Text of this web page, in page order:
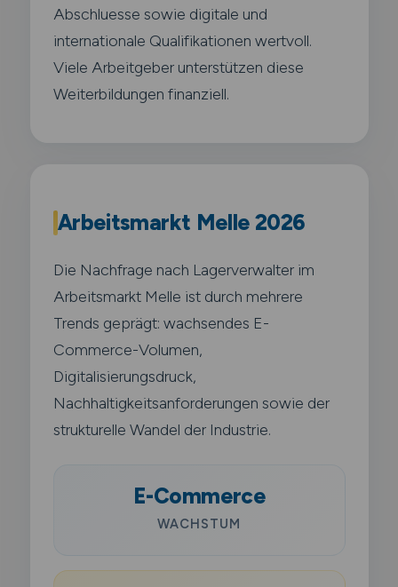
Abschluesse sowie digitale und
internationale Qualifikationen wertvoll.
Viele Arbeitgeber unterstützen diese
Weiterbildungen finanziell.
Arbeitsmarkt Melle 2026
Die Nachfrage nach Lagerverwalter im
Arbeitsmarkt Melle ist durch mehrere
Trends geprägt: wachsendes E-
Commerce-Volumen,
Digitalisierungsdruck,
Nachhaltigkeitsanforderungen sowie der
strukturelle Wandel der Industrie.
E-Commerce
WACHSTUM